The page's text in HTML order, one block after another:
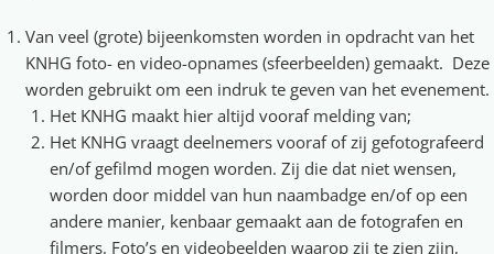
Van veel (grote) bijeenkomsten worden in opdracht van het
KNHG foto- en video-opnames (sfeerbeelden) gemaakt. Deze
worden gebruikt om een indruk te geven van het evenement.
Het KNHG maakt hier altijd vooraf melding van;
Het KNHG vraagt deelnemers vooraf of zij gefotografeerd
en/of gefilmd mogen worden. Zij die dat niet wensen,
worden door middel van hun naambadge en/of op een
andere manier, kenbaar gemaakt aan de fotografen en
filmers. Foto’s en videobeelden waarop zij te zien zijn,